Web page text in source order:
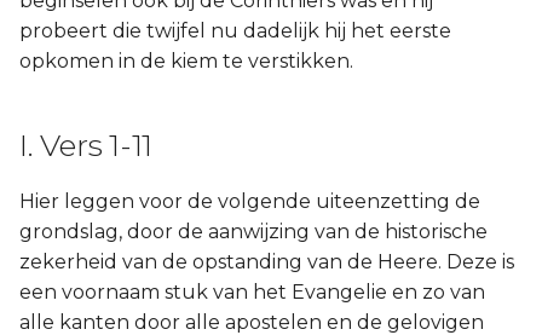
probeert die twijfel nu dadelijk hij het eerste
opkomen in de kiem te verstikken.
I. Vers 1-11
Hier leggen voor de volgende uiteenzetting de
grondslag, door de aanwijzing van de historische
zekerheid van de opstanding van de Heere. Deze is
een voornaam stuk van het Evangelie en zo van
alle kanten door alle apostelen en de gelovigen